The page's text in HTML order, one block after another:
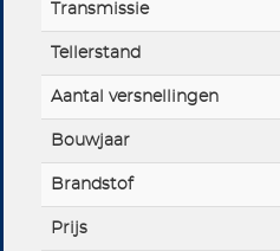
Transmissie
Tellerstand
Aantal versnellingen
Bouwjaar
Brandstof
Prijs